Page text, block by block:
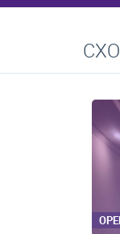
Середні ціни на